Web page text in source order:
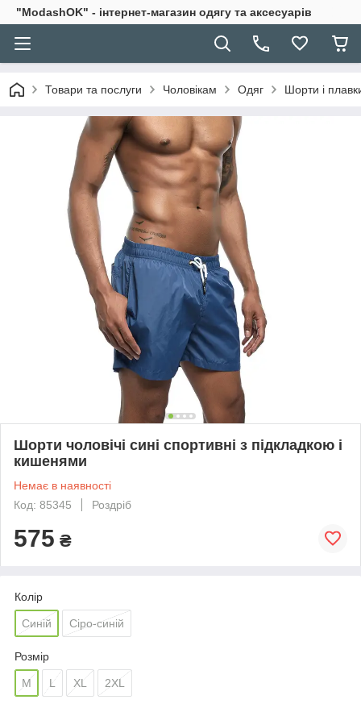
"ModashOK" - інтернет-магазин одягу та аксесуарів
Товари та послуги Чоловікам Одяг Шорти і
Шорти чоловічі сині спортивні з підкладкою і
кишенями
Немає в наявності
Код: 85345
Роздріб
575 ₴
Колір
Синій Сіро-синій
Розмір
M L XL 2XL